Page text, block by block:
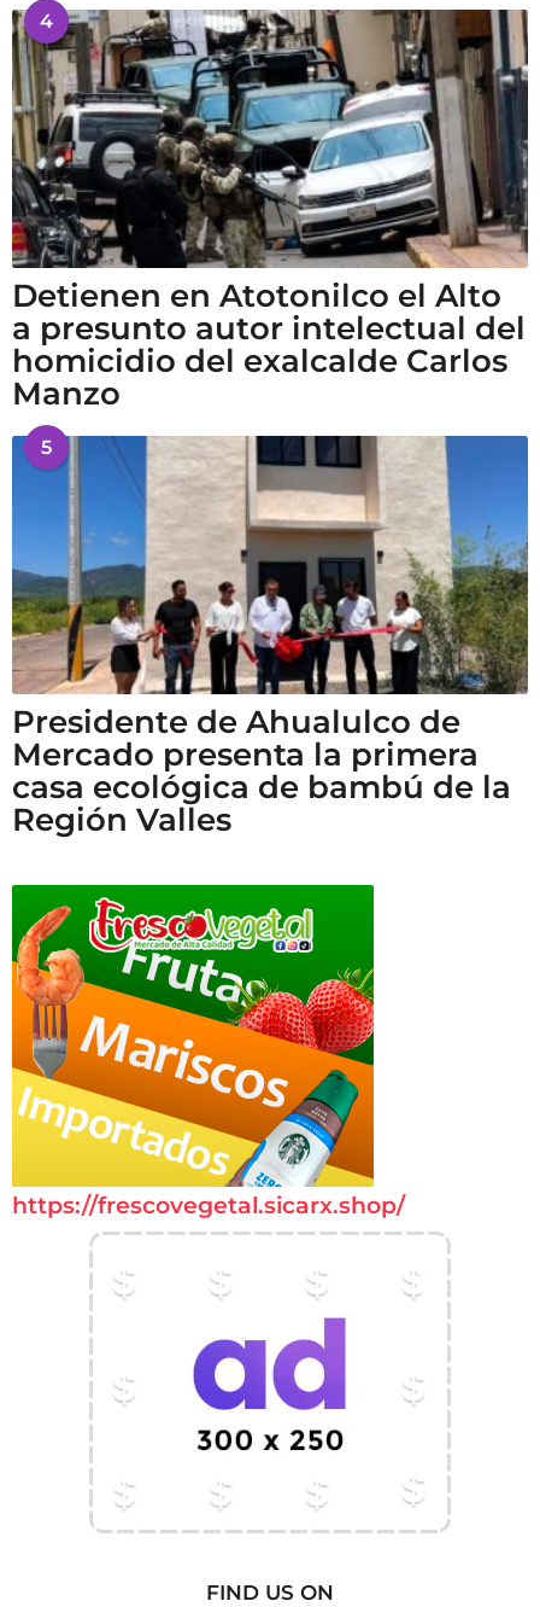
4
Detienen en Atotonilco el Alto
a presunto autor intelectual del
homicidio del exalcalde Carlos
Manzo
5
Presidente de Ahualulco de
Mercado presenta la primera
casa ecológica de bambú de la
Región Valles
https://frescovegetal.sicarx.shop/
FIND US ON